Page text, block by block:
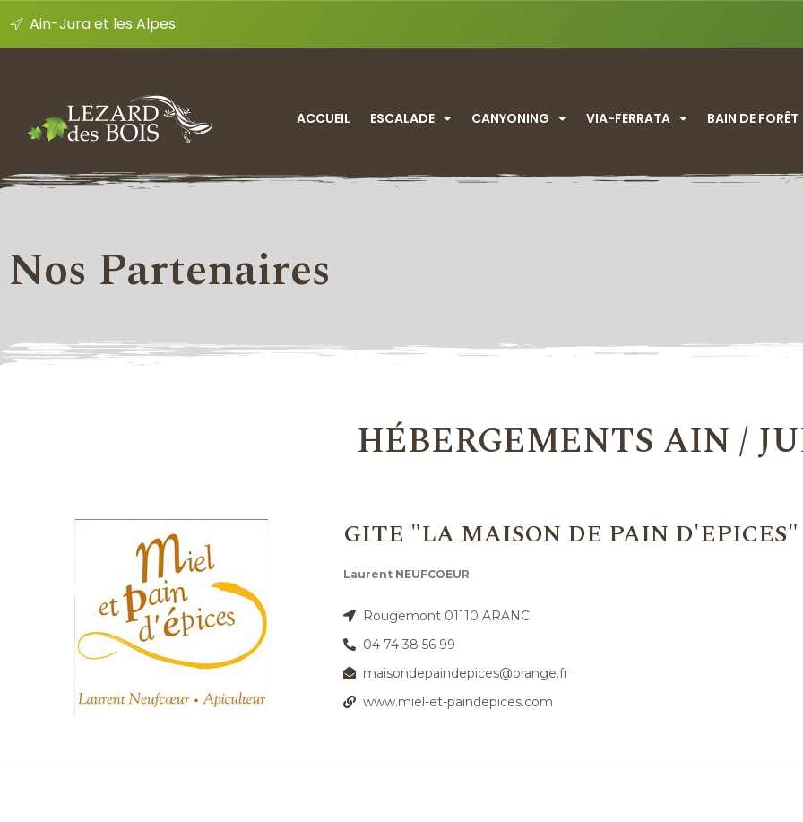
Ain-Jura et les Alpes
ACCUEIL ESCALADE CANYONING VIA-FERRATA BAIN DE FORÊT
Nos Partenaires
HÉBERGEMENTS AIN /
GITE "LA MAISON DE PAIN D'EPICES"
Laurent NEUFCOEUR
Rougemont 01110 ARANC
04 74 38 56 99
maisondepaindepices@orange.fr
www.miel-et-paindepices.com